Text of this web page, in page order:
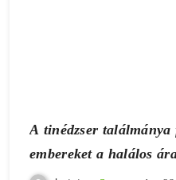
A tinédzser találmánya
embereket a halálos